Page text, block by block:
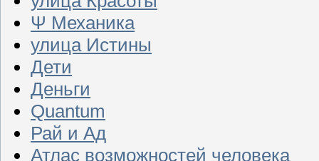
Ψ Механика
улица Истины
Дети
Деньги
Quantum
Рай и Ад
Атлас возможностей человека